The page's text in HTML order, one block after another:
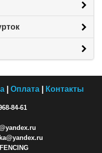
Оплата Контакты
84-61